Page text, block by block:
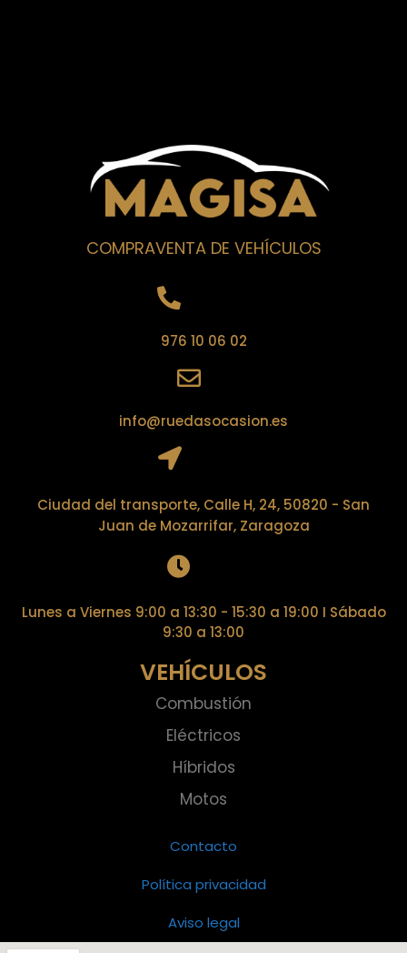
COMPRAVENTA DE VEHÍCULOS
976 10 06 02​
info@ruedasocasion.es
Ciudad del transporte, Calle H, 24, 50820 - San
Juan de Mozarrifar, Zaragoza
Lunes a Viernes 9:00 a 13:30 - 15:30 a 19:00 I Sábado
9:30 a 13:00
VEHÍCULOS
Combustión
Eléctricos
Híbridos
Motos
Contacto
Política privacidad
Aviso legal